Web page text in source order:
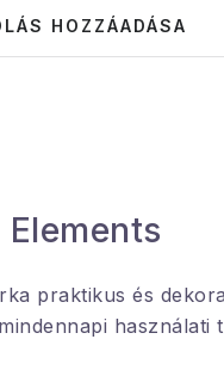
HOZZÁADÁSA
praktikus és